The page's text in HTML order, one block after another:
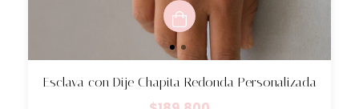
Esclava con Dije Chapita Redonda Personalizada